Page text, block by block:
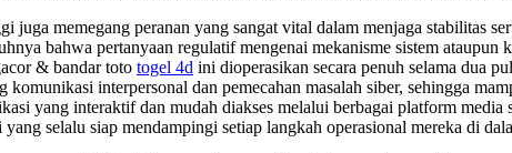
memegang peranan yang sangat vital dalam menjaga stabilitas
bahwa pertanyaan regulatif mengenai mekanisme sistem ataupun
& bandar toto togel 4d ini dioperasikan secara penuh selama dua
interpersonal dan pemecahan masalah siber, sehingga
yang interaktif dan mudah diakses melalui berbagai platform media
selalu siap mendampingi setiap langkah operasional mereka di